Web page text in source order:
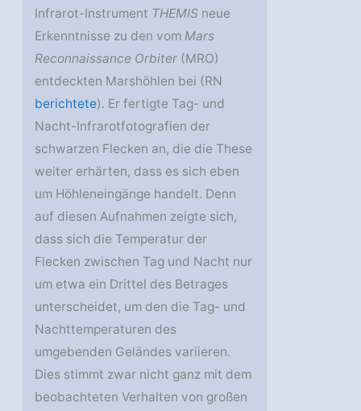
Infrarot-Instrument THEMIS neue
Erkenntnisse zu den vomMars
Reconnaissance Orbiter (MRO)
entdeckten Marshöhlen bei (RN
berichtete). Er fertigte Tag- und
Nacht-Infrarotfotografien der
schwarzen Flecken an, die die These
weiter erhärten, dass es sich eben
um Höhleneingänge handelt. Denn
auf diesen Aufnahmen zeigte sich,
dass sich die Temperatur der
Flecken zwischen Tag und Nacht nur
um etwa ein Drittel des Betrages
unterscheidet, um den die Tag- und
Nachttemperaturen des
umgebenden Geländes variieren.
Dies stimmt zwar nicht ganz mit dem
beobachteten Verhalten von großen